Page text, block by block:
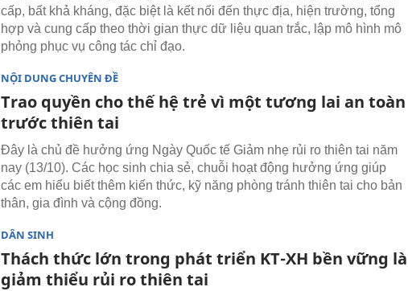
cấp, bất khả kháng, đặc biệt là kết nối đến thực địa, hiện trường, tổng
hợp và cung cấp theo thời gian thực dữ liệu quan trắc, lập mô hình mô
phỏng phục vụ công tác chỉ đạo.
NỘI DUNG CHUYÊN ĐỀ
Trao quyền cho thế hệ trẻ vì một tương lai an toàn
trước thiên tai
Đây là chủ đề hưởng ứng Ngày Quốc tế Giảm nhẹ rủi ro thiên tai năm
nay (13/10). Các học sinh chia sẻ, chuỗi hoạt động hưởng ứng giúp
các em hiểu biết thêm kiến thức, kỹ năng phòng tránh thiên tai cho bản
thân, gia đình và cộng đồng.
DÂN SINH
Thách thức lớn trong phát triển KT-XH bền vững là
giảm thiểu rủi ro thiên tai